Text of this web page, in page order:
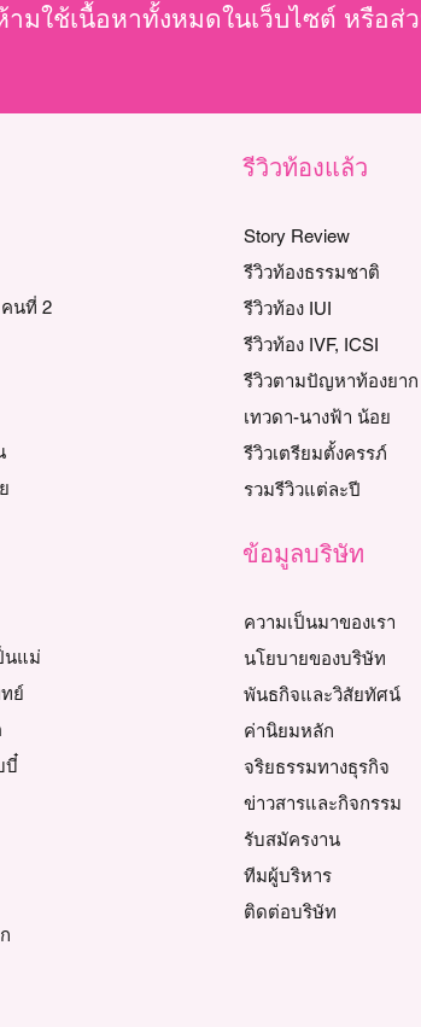
ามใช้เนื้อหาทั้งหมดในเว็บไซต์ หรือส่
นที่ 2
นแม่
ย์
บี๋
รีวิวท้องแล้ว
Story Review
รีวิวท้องธรรมชาติ
รีวิวท้อง IUI
รีวิวท้อง IVF, ICSI
รีวิวตามปัญหาท้องยาก
เทวดา-นางฟ้า น้อย
รีวิวเตรียมตั้งครรภ์
รวมรีวิวแต่ละปี
ข้อมูลบริษัท
ความเป็นมาของเรา
นโยบายของบริษัท
พันธกิจและวิสัยทัศน์
ค่านิยมหลัก
จริยธรรมทางธุรกิจ
ข่าวสารและกิจกรรม
รับสมัครงาน
ทีมผู้บริหาร
ติดต่อบริษัท